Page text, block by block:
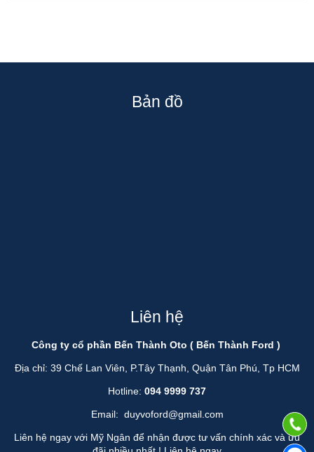
Bản đồ
Liên hệ
Công ty cổ phần Bến Thành Oto ( Bến Thành Ford )
Địa chỉ: 39 Chế Lan Viên, P.Tây Thạnh, Quận Tân Phú, Tp HCM
Hotline: 094 9999 737
Email: duyvoford@gmail.com
Liên hệ ngay với Mỹ Ngân để nhận được tư vấn chính xác và ưu